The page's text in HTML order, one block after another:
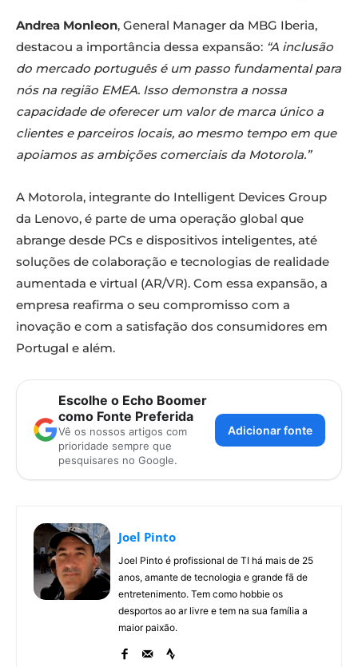
Andrea Monleon, General Manager da MBG Iberia,
destacou a importância dessa expansão: “A inclusão
do mercado português é um passo fundamental para
nós na região EMEA. Isso demonstra a nossa
capacidade de oferecer um valor de marca único a
clientes e parceiros locais, ao mesmo tempo em que
apoiamos as ambições comerciais da Motorola.”
A Motorola, integrante do Intelligent Devices Group
da Lenovo, é parte de uma operação global que
abrange desde PCs e dispositivos inteligentes, até
soluções de colaboração e tecnologias de realidade
aumentada e virtual (AR/VR). Com essa expansão, a
empresa reafirma o seu compromisso com a
inovação e com a satisfação dos consumidores em
Portugal e além.
Escolhe o Echo Boomer
como Fonte Preferida
Vê os nossos artigos com
prioridade sempre que
pesquisares no Google.
Adicionar fonte
Joel Pinto
Joel Pinto é profissional de TI há mais de 25
anos, amante de tecnologia e grande fã de
entretenimento. Tem como hobbie os
desportos ao ar livre e tem na sua família a
maior paixão.